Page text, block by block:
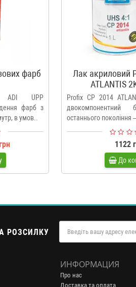
фарб
ADI UPP
фарб з
в умов..
Лак акриловий
ATLANTIS
Profix CP 2014
двокомпонентний
останнього покоління
1122
До
РОЗСИЛКУ
ИНФОРМАЦИЯ
Про нас
Доставка та оплата